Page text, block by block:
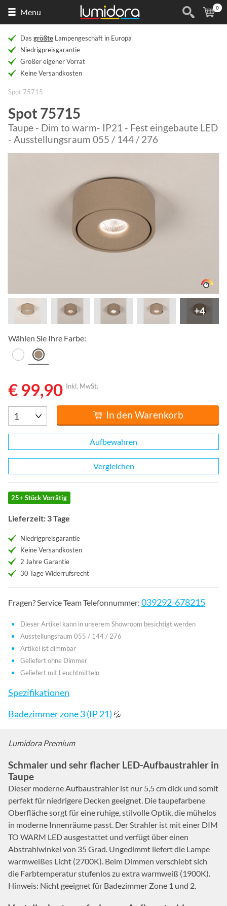
Menu (
0
Das größte Lampengeschäft in Europa
Niedrigpreisgarantie
Großer eigener Vorrat
Keine Versandkosten
Spot 75715
Spot 75715
Taupe - Dim to warm- IP21 - Fest eingebaute LED
- Ausstellungsraum 055 / 144 / 276
+4
Wählen Sie Ihre Farbe:
€ 99,90 Inkl. MwSt.
In den Warenkorb
Aufbewahren
Vergleichen
25+ Stück Vorrätig
Lieferzeit: 3 Tage
Niedrigpreisgarantie
Keine Versandkosten
2 Jahre Garantie
30 Tage Widerrufsrecht
Fragen? Service Team Telefonnummer: 039292-678215
Dieser Artikel kann in unserem Showroom besichtigt werden
Ausstellungsraum 055 / 144 / 276
Artikel ist dimmbar
Geliefert ohne Dimmer
Geliefert mit Leuchtmitteln
Spezifikationen
Badezimmer zone 3 (IP 21) 💦
Lumidora Premium
Schmaler und sehr flacher LED-Aufbaustrahler in
Taupe
Dieser moderne Aufbaustrahler ist nur 5,5 cm dick und somit
perfekt für niedrigere Decken geeignet. Die taupefarbene
Oberfläche sorgt für eine ruhige, stilvolle Optik, die mühelos
in moderne Innenräume passt. Der Strahler ist mit einer DIM
TO WARM LED ausgestattet und verfügt über einen
Abstrahlwinkel von 35 Grad. Ungedimmt liefert die Lampe
warmweißes Licht (2700K). Beim Dimmen verschiebt sich
die Farbtemperatur stufenlos zu extra warmweiß (1900K).
Hinweis: Nicht geeignet für Badezimmer Zone 1 und 2.